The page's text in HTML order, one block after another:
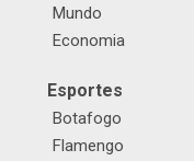
Mundo
Economia
Esportes
Botafogo
Flamengo